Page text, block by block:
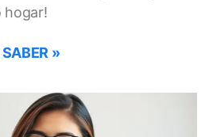
hogar!
»